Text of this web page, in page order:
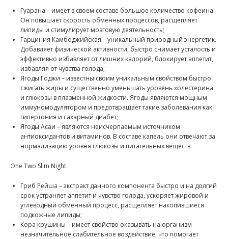
Гуарана – имеет в своем составе большое количество кофеина.
Он повышает скорость обменных процессов, расщепляет
липиды и стимулирует мозговую деятельность;
Гарциния Камбоджийская – уникальный природный энергетик.
Добавляет физической активности, быстро снимает усталость и
эффективно избавляет от лишних калорий, блокирует аппетит,
избавляя от чувства голода;
Ягоды Годжи – известны своим уникальным свойством быстро
сжигать жиры и существенно уменьшать уровень холестерина
и глюкозы в плазменной жидкости. Ягоды являются мощным
иммуномодулятором и предотвращает такие заболевания как
гипертония и сахарный диабет;
Ягоды Асаи – являются неисчерпаемым источником
антиоксидантов и витаминов. В составе капель они отвечают за
нормализацию уровня глюкозы и питательных веществ.
One Two Slim Night:
Гриб Рейша – экстракт данного компонента быстро и на долгий
срок устраняет аппетит и чувство голода, ускоряет жировой и
углеводный обменный процесс, расщепляет накопившиеся
подкожные липиды;
Кора крушины – имеет свойство оказывать на организм
незначительное слабительное воздействие, что помогает